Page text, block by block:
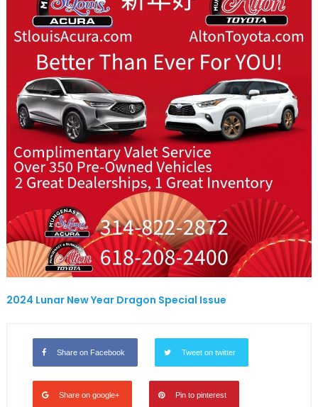
2024 Lunar New Year Dragon Special Issue
Share on Facebook Tweet on twitter
Share on google+ Pin to pinterest